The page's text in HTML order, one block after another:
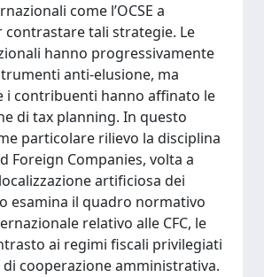
come l’OCSE a
contrastare tali strategie. Le
hanno progressivamente
anti-elusione, ma
i contribuenti hanno affinato le
di tax planning. In questo
particolare rilievo la disciplina
Foreign Companies, volta a
artificiosa dei
esamina il quadro normativo
relativo alle CFC, le
ai regimi fiscali privilegiati
cooperazione amministrativa.